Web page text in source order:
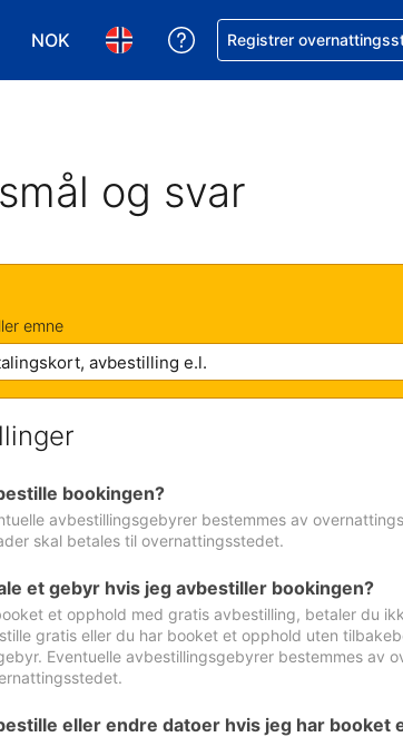
NOK
Velg valuta. Du har valgt Norsk krone som
Velg språk. Du har valgt Norsk
Få hjelp med
Registrer
og svar
emne
bookingen?
avbestillingsgebyrer bestemmes av
skal betales til overnattingsstedet.
et gebyr hvis jeg avbestiller bookingen?
et opphold med gratis avbestilling, betaler du
gratis eller du har booket et opphold uten
Eventuelle avbestillingsgebyrer bestemmes av
eller endre datoer hvis jeg har booket